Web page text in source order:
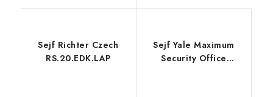
Sejf Richter Czech
RS.20.EDK.LAP
Sejf Yale Maximum
Security Office